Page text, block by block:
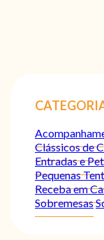
Clássicos de
Entradas e
Pequenas
Receba em
Sobremesas